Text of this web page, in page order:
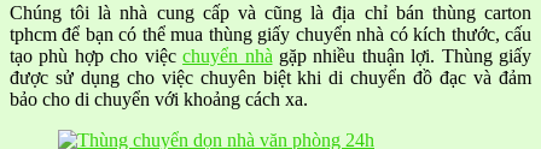
Chúng tôi là nhà cung cấp và cũng là địa chỉ bán thùng carton
tphcm để bạn có thể mua thùng giấy chuyển nhà có kích thước, cấu
tạo phù hợp cho việcchuyển nhà gặp nhiều thuận lợi. Thùng giấy
được sử dụng cho việc chuyên biệt khi di chuyển đồ đạc và đảm
bảo cho di chuyển với khoảng cách xa.